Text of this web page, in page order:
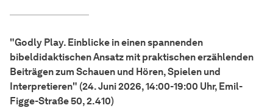
"Godly Play. Einblicke in einen spannenden
bibeldidaktischen Ansatz mit praktischen erzählenden
Beiträgen zum Schauen und Hören, Spielen und
Interpretieren" (24. Juni 2026, 14:00-19:00 Uhr, Emil-
Figge-Straße 50, 2.410)